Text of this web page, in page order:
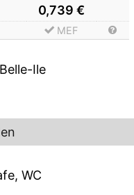
0,739 €
MEF
Ile
WC